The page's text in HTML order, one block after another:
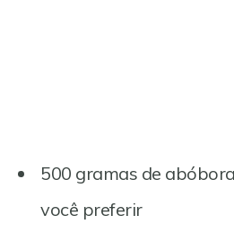
500 gramas de
você preferir